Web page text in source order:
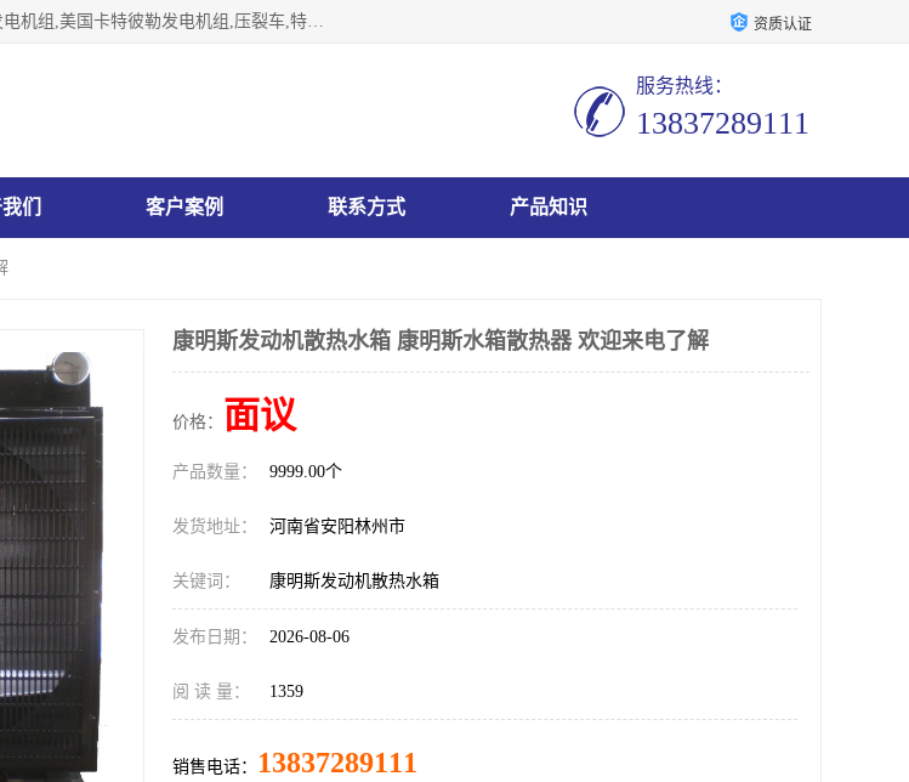
林州市万泉水箱有限责任公司专业生济南柴油机,胜动柴油机燃气机卧式,重庆康明斯发电机组,美国卡特彼勒发电机组,压裂车,特雷克斯矿车,卡特矿车,小松反铲,卡特反铲装载机,日立反铲,阿特拉斯科普柯钻机,山推推土机黄工推土机等系列水箱中冷器油冷器，公司始终发扬自力更生、艰苦奋斗的红旗渠精神、不断开拓、进取，以“先进的生产技术、一流的产品质量、良好的销售信誉”为宗旨。 资质认证
服务热线：
13837289111
们 客户案例 联系方式 产品知识
康明斯发动机散热水箱 康明斯水箱散热器 欢迎来电了解
价格： 面议
产品数量： 9999.00个
发货地址： 河南省安阳林州市
关键词： 康明斯发动机散热水箱
发布日期： 2026-08-06
阅 读 量： 1359
销售电话： 13837289111